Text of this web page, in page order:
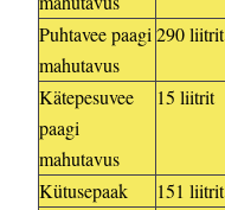
Puhtavee paagi
mahutavus
290 liitrit
Kätepesuvee
paagi
mahutavus
15 liitrit
Kütusepaak
151 liitrit